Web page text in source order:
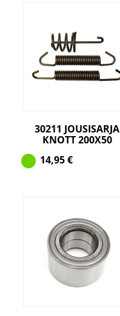
30211 JOUSISARJA
KNOTT 200X50
14,95€